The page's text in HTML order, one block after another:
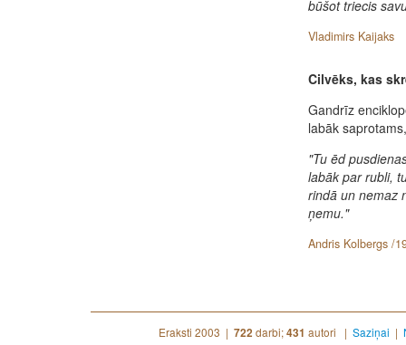
būšot triecis
Vladimirs Kaijaks
Cilvēks, kas
Gandrīz
labāk
"Tu ēd
labāk par rubli,
rindā un nemaz
ņemu."
Andris Kolbergs /
Eraksti 2003 | 722 darbi;431 autori | Saziņai |